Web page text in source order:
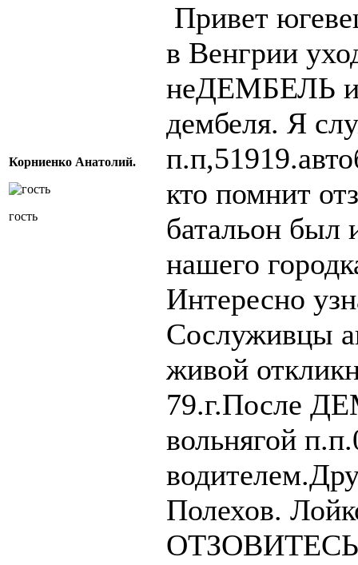
Корниенко Анатолий.
гость
Привет
в Венгрии
неДЕМБЕЛЬ и
дембеля. Я
кто помнит
батальон был
нашего
Интересно
Сослуживцы
живой
79.г.После
вольнягой
Полехов.